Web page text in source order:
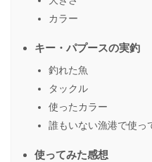
カラー
キー・パプースの実釣
釣れた魚
タックル
使ったカラー
誰もいない漁港で使っ
使ってみた感想